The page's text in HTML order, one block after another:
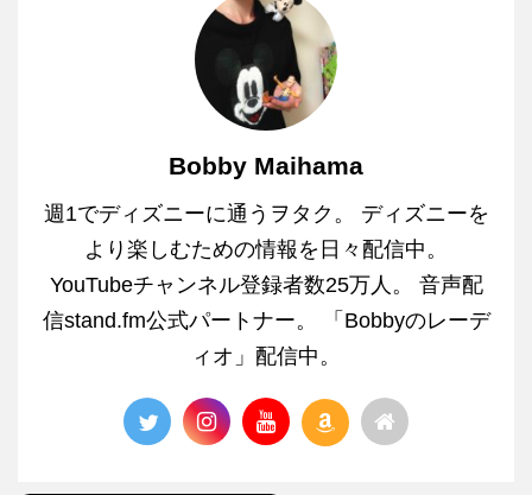
Bobby Maihama
週1でディズニーに通うヲタク。 ディズニーを
より楽しむための情報を日々配信中。
YouTubeチャンネル登録者数25万人。 音声配
信stand.fm公式パートナー。 「Bobbyのレーデ
ィオ」配信中。